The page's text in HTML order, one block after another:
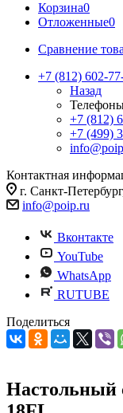
Корзина0
Отложенные0
Сравнение
+7 (812) 602-
Назад
+7 (812)
+7 (499)
Контактная
г. Санкт-
info@poip.ru
Вконтакте
YouTube
WhatsApp
RUTUBE
Поделиться
Настольный